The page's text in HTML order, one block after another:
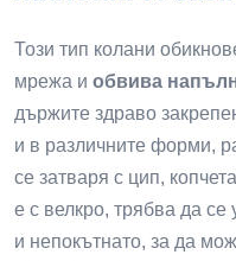
Този тип колани
мрежа и обвива
държите здраво
и в различните форми,
се затваря с цип,
е с велкро, трябва да
и непокътнато, за да